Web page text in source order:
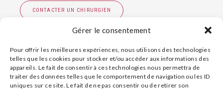
Gérer le consentement
Pour offrir les meilleures expériences, nous utilisons des technologies
telles que les cookies pour stocker et/ou accéder aux informations des
appareils. Le fait de consentir à ces technologies nous permettra de
traiter des données telles que le comportement de navigation ou les ID
uniques sur ce site. Le fait de ne pas consentir ou de retirer son
CONTACTER UN CHIRURGIEN
pathologies du poignet
Page relue par leDr Jean-Maxime Alet.